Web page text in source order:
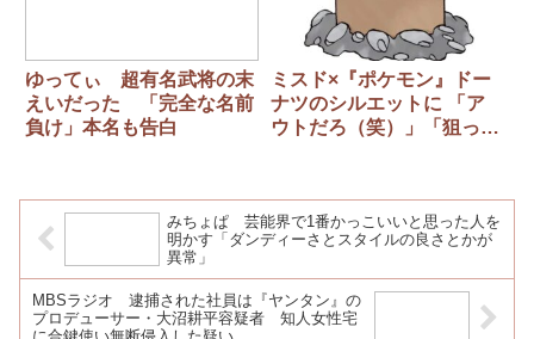
ゆってぃ 超有名武将の末
えいだった 「完全な名前
負け」本名も告白
ミスド×『ポケモン』ドー
ナツのシルエットに 「ア
ウトだろ（笑）」「狙って
トに？
みちょぱ 芸能界で1番かっこいいと思った人を
明かす「ダンディーさとスタイルの良さとかが
異常」
MBSラジオ 逮捕された社員は『ヤンタン』の
プロデューサー・大沼耕平容疑者 知人女性宅